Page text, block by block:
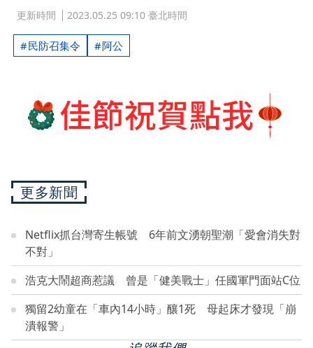
更新時間 2023.05.25 09:10 臺北時間
民防召集令 阿公
更多新聞
Netflix抓台灣寄生帳號 6年前文湧朝聖潮「愛會消失對
不對」
浩克大鬧超商惹議 曾是「健美戰士」任國軍門面站C位
獨留2幼童在「車內14小時」釀1死 母起床才發現「崩
潰報警」